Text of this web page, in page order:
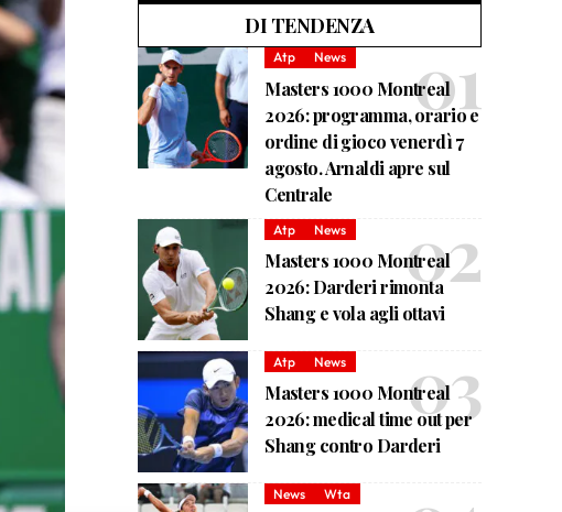
DI TENDENZA
Atp News
Masters 1000 Montreal
2026: programma, orario e
ordine di gioco venerdì 7
agosto. Arnaldi apre sul
Centrale
Atp News
Masters 1000 Montreal
2026: Darderi rimonta
Shang e vola agli ottavi
Atp News
Masters 1000 Montreal
2026: medical time out per
Shang contro Darderi
News Wta